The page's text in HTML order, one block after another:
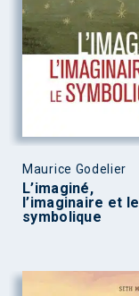
Maurice Godelier
L’imaginé,
l’imaginaire et le
symbolique